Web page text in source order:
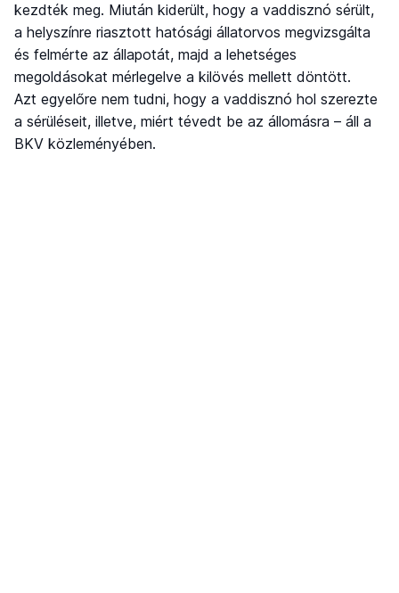
kezdték meg. Miután kiderült, hogy a vaddisznó sérült,
a helyszínre riasztott hatósági állatorvos megvizsgálta
és felmérte az állapotát, majd a lehetséges
megoldásokat mérlegelve a kilövés mellett döntött.
Azt egyelőre nem tudni, hogy a vaddisznó hol szerezte
a sérüléseit, illetve, miért tévedt be az állomásra – áll a
BKV közleményében.